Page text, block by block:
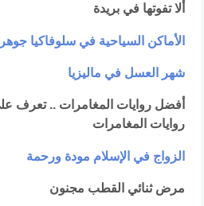
ألا تفوتها في بريدة
الأماكن السياحية في سلوفاكيا
شهر العسل في ماليزيا
أفضل روايات المغامرات .. تعرف
روايات المغامرات
الزواج في الإسلام مودة ورحمة
مرض ثنائي القطب مجنون